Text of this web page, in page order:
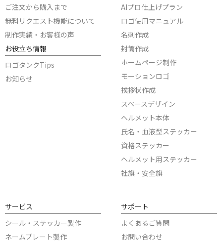
ご注文から購入まで
無料リクエスト機能について
制作実績・お客様の声
お役立ち情報
ロゴタンクTips
お知らせ
AIプロ仕上げプラン
ロゴ使用マニュアル
名刺作成
封筒作成
ホームページ制作
モーションロゴ
挨拶状作成
スペースデザイン
ヘルメット本体
氏名・血液型ステッカー
資格ステッカー
ヘルメット用ステッカー
社旗・安全旗
サービス
シール・ステッカー製作
ネームプレート製作
サポート
よくあるご質問
お問い合わせ